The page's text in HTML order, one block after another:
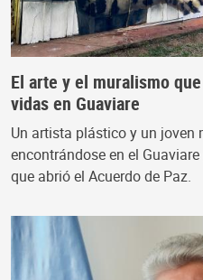
El arte y el muralismo
vidas en Guaviare
Un artista plástico y un joven
encontrándose en el
que abrió el Acuerdo de Paz.